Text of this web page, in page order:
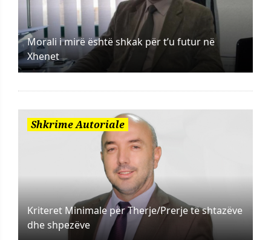
Morali i mirë është shkak për t’u futur në
Xhenet
Shkrime Autoriale
Kriteret Minimale për Therje/Prerje të shtazëve
dhe shpezëve